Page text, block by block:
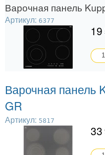
Варочная панель
Артикул: 6377
Варочная панель
GR
Артикул: 5817
33